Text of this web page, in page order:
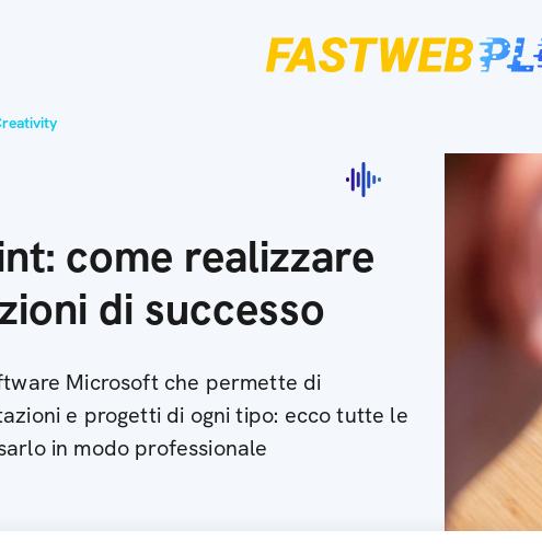
come realizzare
di successo
Microsoft che permette di
e progetti di ogni tipo: ecco tutte le
in modo professionale